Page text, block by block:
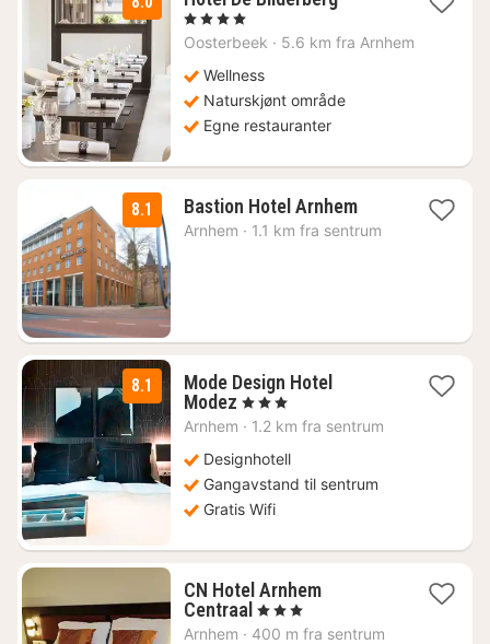
fra
, 4 Stjerner
Oosterbeek · 5.6 km fra Arnhem
Wellness
Naturskjønt område
Egne restauranter
8.1 Bastion Hotel Arnhem1
natt
Arnhem · 1.1 km fra sentrum
8.1
Mode Design Hotel
Modez 1
natt
1312
kr.
, 3 Stjerner
Arnhem · 1.2 km fra sentrum
Designhotell
Gangavstand til sentrum
Gratis Wifi
CN Hotel Arnhem
Centraal 1
natt
, 3 Stjerner
Arnhem · 400 m fra sentrum